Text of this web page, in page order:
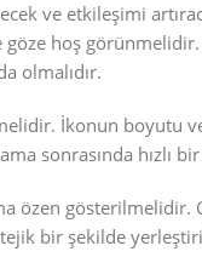
ve etkileşimi
hoş
olmalıdır.
İkonun boyutu
sonrasında hızlı
özen gösterilmelidir.
bir şekilde